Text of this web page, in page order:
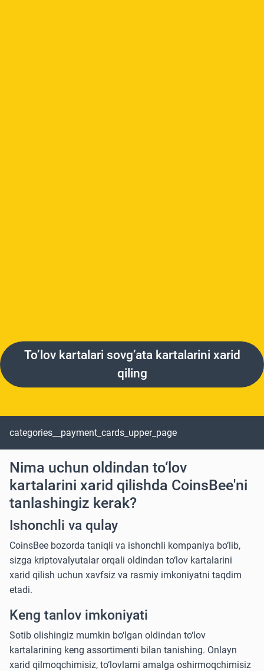
To’lov kartalari sovg’ata kartalarini xarid
qiling
categories__payment_cards_upper_page
Nima uchun oldindan to‘lov
kartalarini xarid qilishda CoinsBee'ni
tanlashingiz kerak?
Ishonchli va qulay
CoinsBee bozorda taniqli va ishonchli kompaniya bo‘lib,
sizga kriptovalyutalar orqali oldindan to‘lov kartalarini
xarid qilish uchun xavfsiz va rasmiy imkoniyatni taqdim
etadi.
Keng tanlov imkoniyati
Sotib olishingiz mumkin bo‘lgan oldindan to‘lov
kartalarining keng assortimenti bilan tanishing. Onlayn
xarid qilmoqchimisiz, to‘lovlarni amalga oshirmoqchimisiz